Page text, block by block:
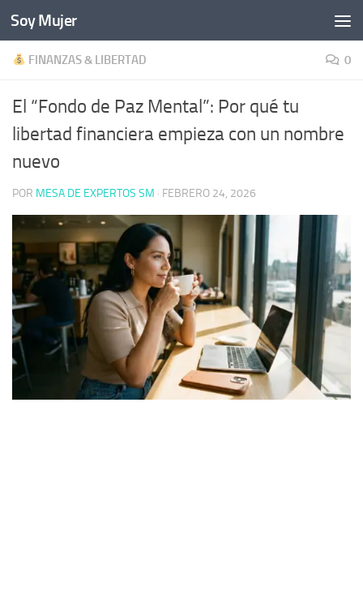
Bajo el contenido
Soy Mujer
FINANZAS & LIBERTAD 0
El “Fondo de Paz Mental”: Por qué tu
libertad financiera empieza con un nombre
nuevo
POR MESA DE EXPERTOS SM · FEBRERO 24, 2026